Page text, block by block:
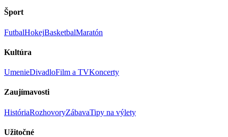
Šport
FutbalHokejBasketbalMaratón
Kultúra
UmenieDivadloFilm a TVKoncerty
Zaujímavosti
HistóriaRozhovoryZábavaTipy na výlety
Užitočné